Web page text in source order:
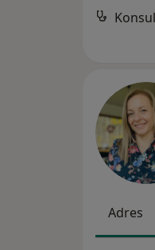
Adres